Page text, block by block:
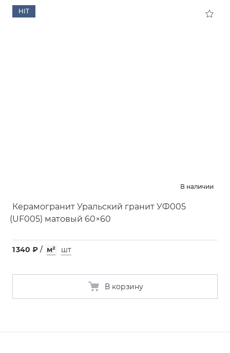
HIT
В наличии
Керамогранит Уральский гранит УФ005
(UF005) матовый 60×60
1 340 ₽ / м² шт
В корзину